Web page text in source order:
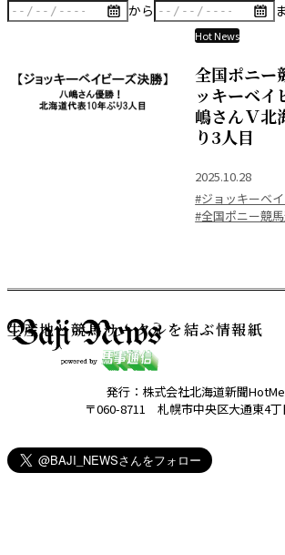
から
Hot News
全国ポニー
ッキーベイ
嶋さんＶ北
り3人目
2025.10.28
#ジョッキーベ
#全国ポニー競
生産地と競馬サークルを結ぶ情報紙
発行：株式会社北海道新聞
〒060-8711 札幌市中央区大通東4丁